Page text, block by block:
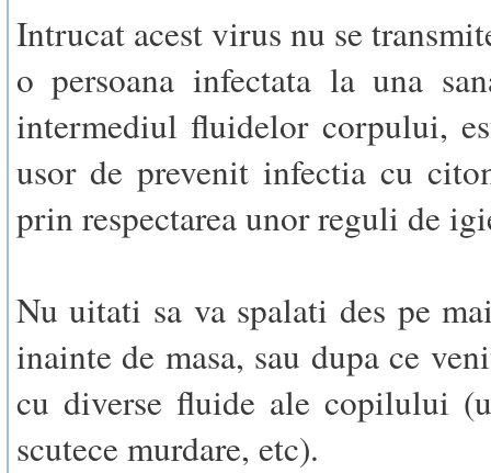
Intrucat acest virus nu se
o persoana infectata la una
intermediul fluidelor corpului,
usor de prevenit infectia cu
prin respectarea unor reguli de
Nu uitati sa va spalati des pe
inainte de masa, sau dupa ce
cu diverse fluide ale copilului
scutece murdare, etc).